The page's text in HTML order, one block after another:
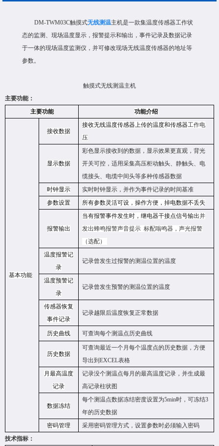
DM-TWM03C触摸式无线测温主机是一款集温度传感器工作状
态的监测、现场温度显示，报警提示和输出，事件记录及数据记录
于一体的现场温度监测仪，并可修改现场无线温度传感器的地址等
参数。
触摸式无线测温主机
主要功能：
主要功能
功能介绍
基本功能
接收数据
接收无线温度传感器上传的温度和传感器工作电
压
显示数据
彩色显示接收到的数据，显示效果更直观，背光
开关可控，适用采集高压柜动触头、静触头、电
缆接头、电缆中间头等多种传感器数据
时钟显示
实时时钟显示，并作为事件记录的时间基准
参数设置
所有参数灵活可设，操作方便，掉电数据不丢失
报警输出
当有报警事件发生时，继电器干接点信号输出并
发出蜂鸣报警声音提示 标配嗡鸣器，声光报警
（选配）
温度报警记
录
记录曾发生过报警的测温位置的温度
温度预警记
录
记录曾发生预警的测温位置的温度
传感器恢复
事件记录
记录越限后温度恢复正常数据
历史曲线 可查询每个测温点历史曲线
历史数据
可查询最近一个月每个温度点的历史数据，方便
导出到 EXCEL表格
月最高温度
记录
记录没个测温点每月的最高温度记录，并生成最
高记录柱状图
数据冻结
每个测温点数据冻结密度设置为5min时，可冻结3
年的历史数据
密码管理
采用密码管理方式，设置参数时必须输入密码
技术指标：